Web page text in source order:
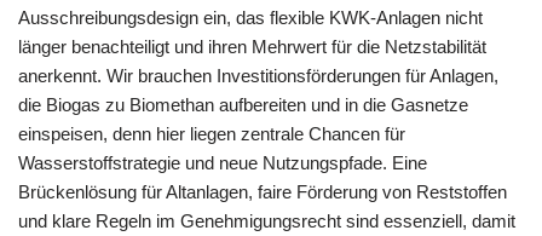
Ausschreibungsdesign ein, das flexible KWK-Anlagen nicht
länger benachteiligt und ihren Mehrwert für die Netzstabilität
anerkennt. Wir brauchen Investitionsförderungen für Anlagen,
die Biogas zu Biomethan aufbereiten und in die Gasnetze
einspeisen, denn hier liegen zentrale Chancen für
Wasserstoffstrategie und neue Nutzungspfade. Eine
Brückenlösung für Altanlagen, faire Förderung von Reststoffen
und klare Regeln im Genehmigungsrecht sind essenziell, damit